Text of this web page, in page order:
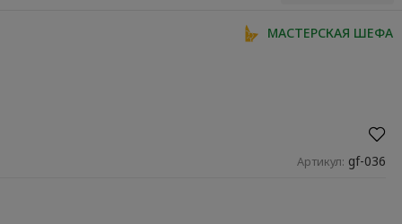
МАСТЕРСКАЯ ШЕФА
Артикул: gf-036